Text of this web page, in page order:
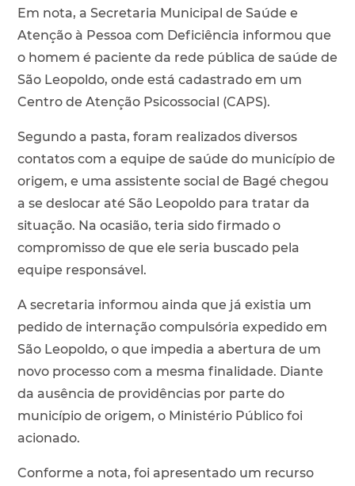
Em nota, a Secretaria Municipal de Saúde e
Atenção à Pessoa com Deficiência informou que
o homem é paciente da rede pública de saúde de
São Leopoldo, onde está cadastrado em um
Centro de Atenção Psicossocial (CAPS).
Segundo a pasta, foram realizados diversos
contatos com a equipe de saúde do município de
origem, e uma assistente social de Bagé chegou
a se deslocar até São Leopoldo para tratar da
situação. Na ocasião, teria sido firmado o
compromisso de que ele seria buscado pela
equipe responsável.
A secretaria informou ainda que já existia um
pedido de internação compulsória expedido em
São Leopoldo, o que impedia a abertura de um
novo processo com a mesma finalidade. Diante
da ausência de providências por parte do
município de origem, o Ministério Público foi
acionado.
Conforme a nota, foi apresentado um recurso